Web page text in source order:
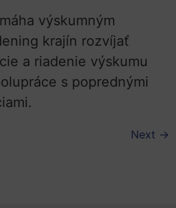
výskumným
krajín rozvíjať
a riadenie výskumu
s poprednými
Next →